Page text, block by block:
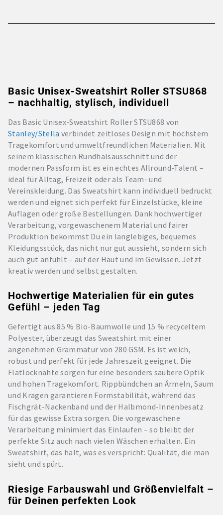
Basic Unisex-Sweatshirt Roller STSU868
– nachhaltig, stylisch, individuell
Das Basic Unisex-Sweatshirt Roller STSU868 von
Stanley/Stella verbindet zeitloses Design mit höchstem
Tragekomfort und umweltfreundlichen Materialien. Mit
seinem klassischen Rundhalsausschnitt und der
modernen Passform ist es ein echtes Allround-Talent –
ideal für Alltag, Freizeit oder als Team- und
Vereinskleidung. Das Sweatshirt kann individuell bedruckt
werden und eignet sich perfekt für Einzelstücke, kleine
Auflagen oder große Bestellungen. Dank hochwertiger
Verarbeitung, vorgewaschenem Material und fairer
Produktion bekommst Du ein langlebiges, bequemes
Kleidungsstück, das nicht nur gut aussieht, sondern sich
auch gut anfühlt – auf der Haut und im Gewissen. Jetzt
kreativ werden und selbst gestalten.
Hochwertige Materialien für ein gutes
Gefühl – jeden Tag
Gefertigt aus 85 % Bio-Baumwolle und 15 % recyceltem
Polyester, überzeugt das Sweatshirt mit einer
angenehmen Grammatur von 280 GSM. Es ist weich,
robust und perfekt für jede Jahreszeit geeignet. Die
Flatlocknähte sorgen für eine besonders saubere Optik
und hohen Tragekomfort. Rippbündchen an Ärmeln, Saum
und Kragen garantieren Formstabilität, während das
Fischgrät-Nackenband und der Halbmond-Innenbesatz
für das gewisse Extra sorgen. Die vorgewaschene
Verarbeitung minimiert das Einlaufen – so bleibt der
perfekte Sitz auch nach vielen Wäschen erhalten. Ein
Sweatshirt, das hält, was es verspricht: Qualität, die man
sieht und spürt.
Riesige Farbauswahl und Größenvielfalt –
für Deinen perfekten Look